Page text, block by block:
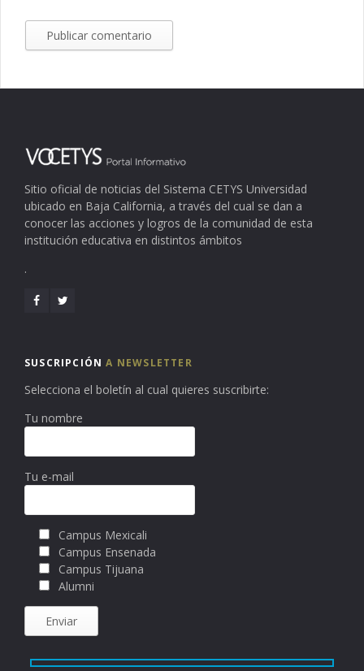
Sitio oficial de noticias del Sistema CETYS Universidad
ubicado en Baja California, a través del cual se dan a
conocer las acciones y logros de la comunidad de esta
institución educativa en distintos ámbitos
.
SUSCRIPCIÓNA NEWSLETTER
Selecciona el boletín al cual quieres suscribirte:
Tu nombre
Tu e-mail
Campus Mexicali
Campus Ensenada
Campus Tijuana
Alumni